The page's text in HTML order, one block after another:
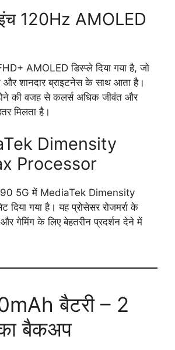
120Hz AMOLED
AMOLED डिस्प्ले दिया गया है, जो
शानदार ब्राइटनेस के साथ आता है।
की वजह से कलर्स अधिक जीवंत और
मिलता है।
Dimensity
Processor
5G में MediaTek Dimensity
गया है। यह प्रोसेसर रोजमर्रा के
गेमिंग के लिए बेहतरीन प्रदर्शन देने में
बैटरी – 2
बैकअप